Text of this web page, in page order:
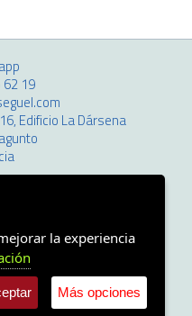
62 19
Edificio La Dársena
la experiencia
Más opciones